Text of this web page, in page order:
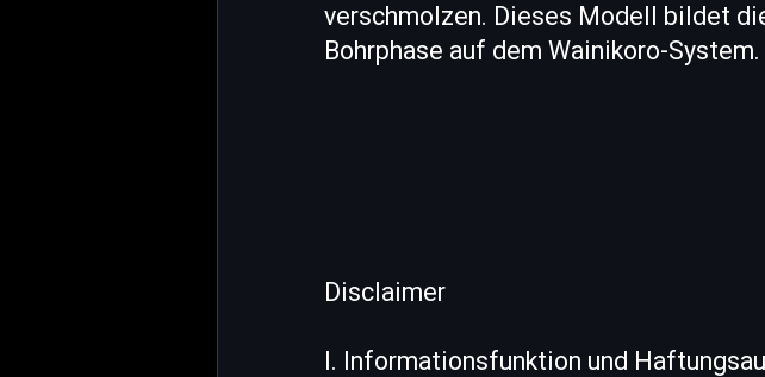
verschmolzen. Dieses Modell bildet
Bohrphase auf dem Wainikoro-System.
Disclaimer
I. Informationsfunktion und